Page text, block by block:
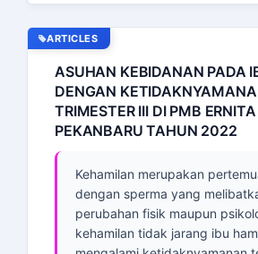
ARTICLES
ASUHAN KEBIDANAN PADA
DENGAN
TRIMESTER III DI PMB
PEKANBARU TAHUN 2022
Kehamilan merupakan
dengan sperma yang
perubahan fisik maupun
kehamilan tidak jarang ibu